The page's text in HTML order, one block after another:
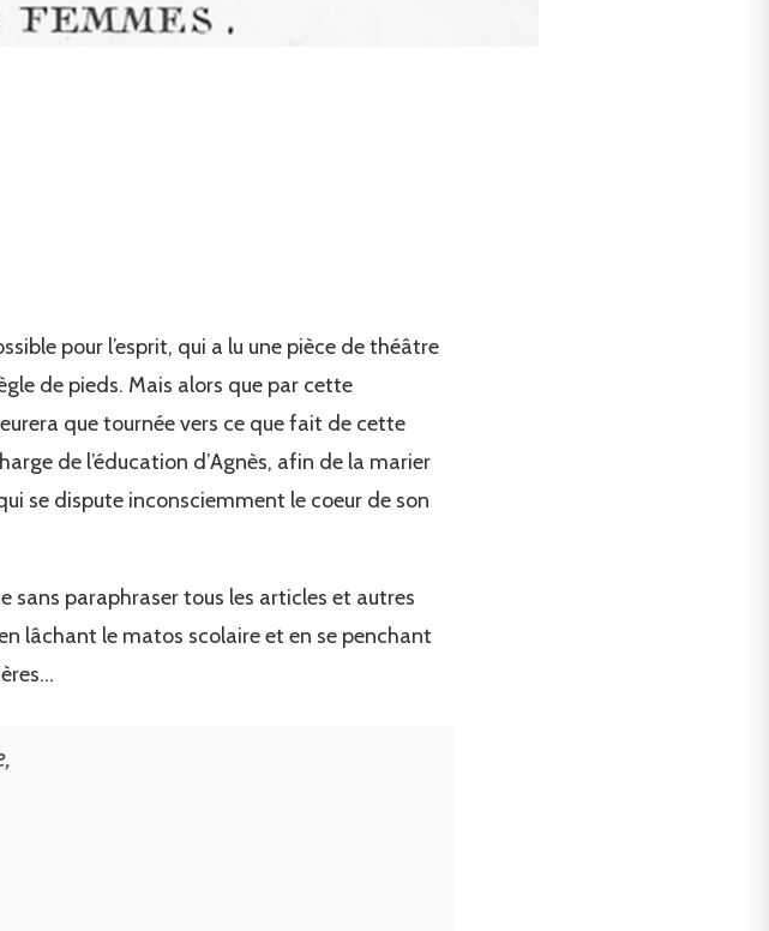
pour l’esprit, qui a lu une pièce de théâtre
de pieds. Mais alors que par cette
que tournée vers ce que fait de cette
de l’éducation d’Agnès, afin de la marier
se dispute inconsciemment le coeur de son
sans paraphraser tous les articles et autres
lâchant le matos scolaire et en se penchant